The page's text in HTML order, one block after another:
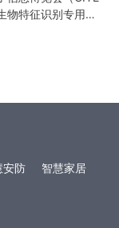
识别模组设计，
芯片 与上
提升50%以上，
、PDF417、汉
境适应：智能感
损、模糊、彩色
以芯片级创新重
物特征识别专用
方位展示了其从
果。核心产品矩
展示了其久经市
出的还包括与之
脸识别算法芯
实力，铸就行业标
全专用SoC芯片
安防 智慧家居